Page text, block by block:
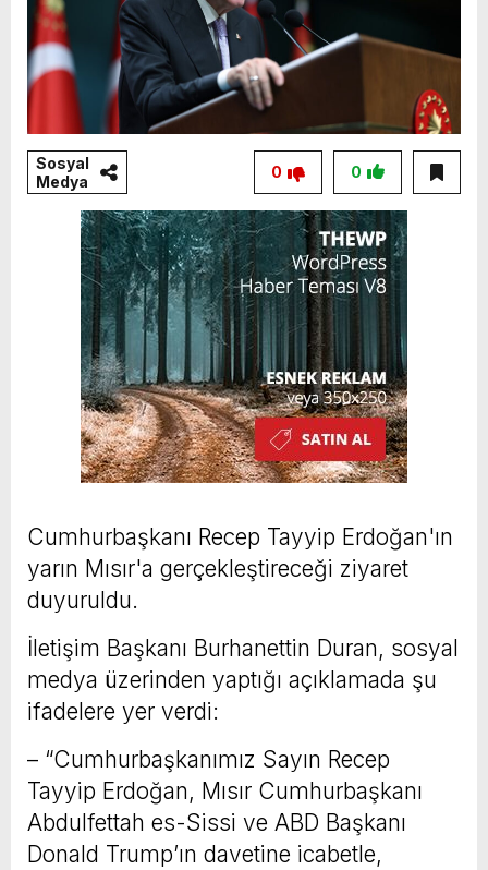
Sosyal
Medya
0
0
Cumhurbaşkanı Recep Tayyip Erdoğan'ın
yarın Mısır'a gerçekleştireceği ziyaret
duyuruldu.
İletişim Başkanı Burhanettin Duran, sosyal
medya üzerinden yaptığı açıklamada şu
ifadelere yer verdi:
– “Cumhurbaşkanımız Sayın Recep
Tayyip Erdoğan, Mısır Cumhurbaşkanı
Abdulfettah es-Sissi ve ABD Başkanı
Donald Trump’ın davetine icabetle,